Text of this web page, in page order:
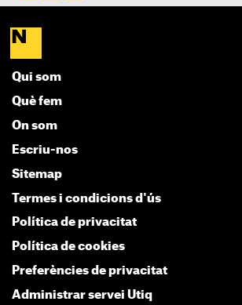
Qui som
Què fem
On som
Escriu-nos
Sitemap
Termes i condicions d'ús
Política de privacitat
Política de cookies
Preferències de privacitat
Administrar servei Utiq